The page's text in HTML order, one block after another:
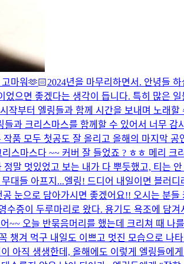
마워🫶🏻2024년을 마무리하면서. 안녕들
으면 좋겠다는 생각이 듭니다. 특히 많은
작부터 엘링들과 함께 시간을 보내며 노래
과 크리스마스를 함께할 수 있어서 너무
품 모두 첫공도 잘 올리고 올해의 마지막
리스마스다 ~~ 커버 잘 들었죠 ? ㅎㅎ 메리 크
말 멋있었고 보는 내가 다 뿌듯했고, 티는
대들 아프지...엘링! 드디어 내일이면 블러
눈으로 담아가시면 좋겠어요!! 오시는 분
증이 두루마리로 왔다. 용기도 욕조에 담
~~ 오늘 반묶음머리를 했는데 크리쳐 때 나
챙겨 먹구 내일도 이쁘고 멋진 모습으로 나
아직 생생한데, 올해에도 이렇게 엘링들에